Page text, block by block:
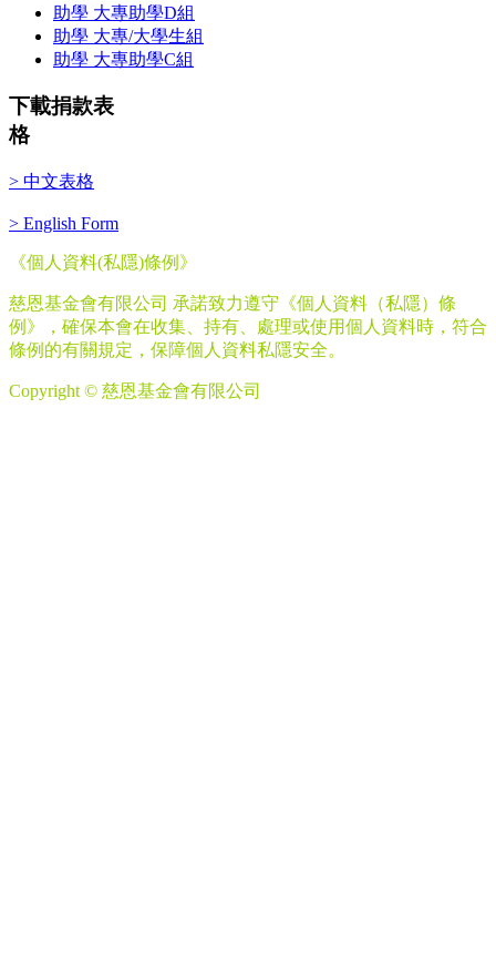
助學 大專助學D組
助學 大專/大學生組
助學 大專助學C組
下載捐款表
格
> 中文表格
> English Form
《個人資料(私隱)條例》
慈恩基金會有限公司 承諾致力遵守《個人資料（私隱）條
例》，確保本會在收集、持有、處理或使用個人資料時，符合
條例的有關規定，保障個人資料私隱安全。
Copyright © 慈恩基金會有限公司